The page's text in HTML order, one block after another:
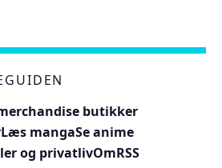
butikker
Læs mangaSe anime
og privatlivOmRSS